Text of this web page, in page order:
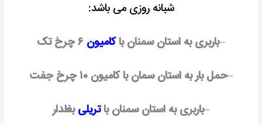
شبانه روزی می باشد:
–باربری به استان سمنان باکامیون
–حمل بار به استان سمان با کامیون ۱۰ چرخ جفت
–باربری به استان سمنان باتریلیبغلدار